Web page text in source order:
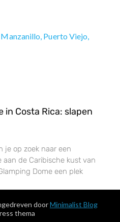
in Costa Rica: slapen
je op zoek naar een
de Caribische kust van
Dome een plek
doorMinimalist Blog
thema